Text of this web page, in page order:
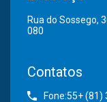
Rua do Sossego,
080
Contatos
Fone:55+ (81)